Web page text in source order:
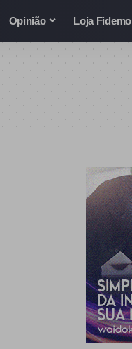
Opinião Loja Fidemo